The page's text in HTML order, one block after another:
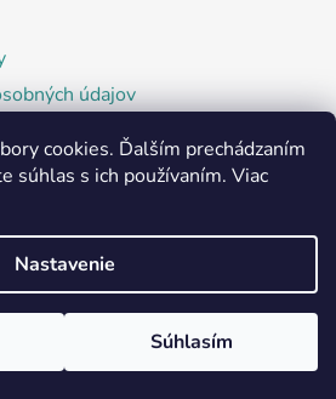
cookies. Ďalším prechádzaním
súhlas s ich používaním. Viac
Nastavenie
Súhlasím
údajov
Vytvoril Shoptet
. Všetky práva vyhradené.